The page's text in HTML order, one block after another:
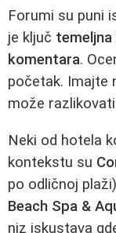
Forumi su puni
je ključ
komentara.
početak. Imajte
može
Neki od hotela
kontekstu su
po odličnoj
Beach Spa &
niz iskustava